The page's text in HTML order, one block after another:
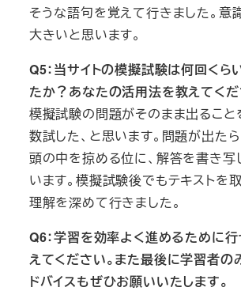
そうな語句を覚えて行きました。意
大きいと思います。
Q5：当サイトの模擬試験は何回くら
たか？あなたの活用法を教えてくだ
模擬試験の問題がそのまま出ること
数試した、と思います。問題が出た
頭の中を掠める位に、解答を書き写
います。模擬試験後でもテキストを取
理解を深めて行きました。
Q6：学習を効率よく進めるために
えてください。また最後に学習者の
ドバイスもぜひお願いいたします。